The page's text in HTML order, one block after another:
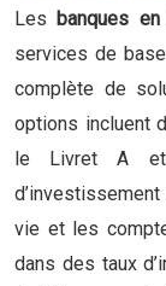
Les banques
services de
complète de
options incluent
le Livret A et
vie et les
dans des taux